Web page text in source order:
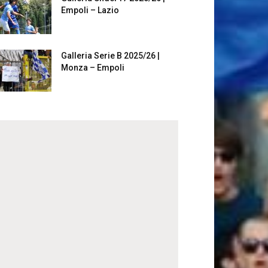
Empoli – Lazio
Galleria Serie B 2025/26 |
Monza – Empoli